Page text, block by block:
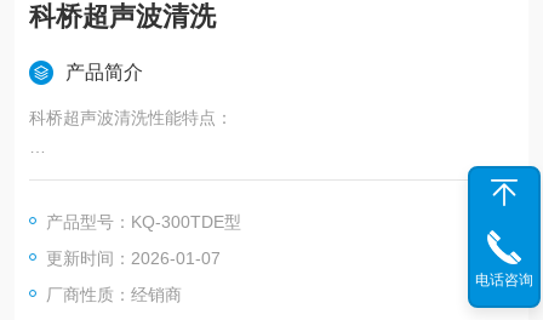
科桥超声波清洗
产品简介
科桥超声波清洗性能特点：
1.能快速、清除工件表面上的各种污垢。
2.能清洗带有空腔、沟槽等形状复杂的精密零件。
3.对工件表面无损。
产品型号：KQ-300TDE型
更新时间：2026-01-07
厂商性质：经销商
电话咨询